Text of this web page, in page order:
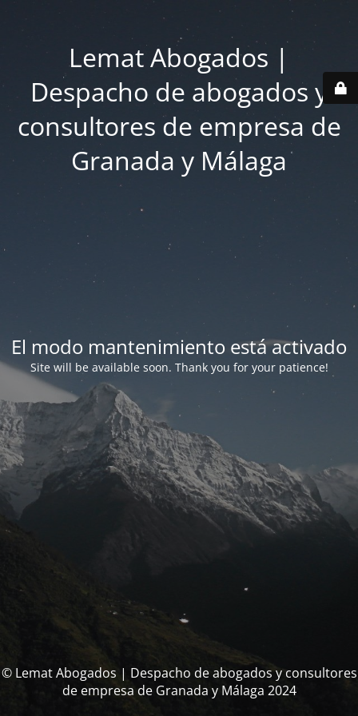
Lemat Abogados |
Despacho de abogados y
consultores de empresa de
Granada y Málaga
El modo mantenimiento está activado
Site will be available soon. Thank you for your patience!
© Lemat Abogados | Despacho de abogados y consultores
de empresa de Granada y Málaga 2024